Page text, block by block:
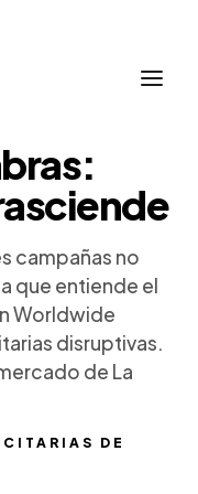
DE
campañas no
que entiende el
Worldwide
disruptivas.
de La